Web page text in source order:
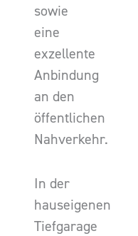
sowie
eine
exzellente
Anbindung
an den
öffentlichen
Nahverkehr.
In der
hauseigenen
Tiefgarage